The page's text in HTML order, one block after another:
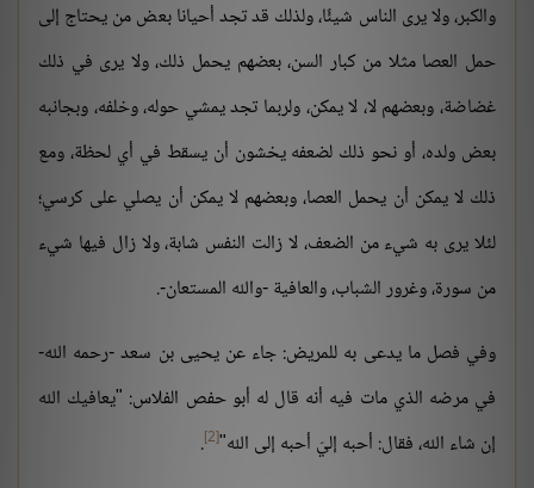
والكبر، ولا يرى الناس شيئًا، ولذلك قد تجد أحيانا بعض من يحتاج إلى
حمل العصا مثلا من كبار السن، بعضهم يحمل ذلك، ولا يرى في ذلك
غضاضة، وبعضهم لا، لا يمكن، ولربما تجد يمشي حوله، وخلفه، وبجانبه
بعض ولده، أو نحو ذلك لضعفه يخشون أن يسقط في أي لحظة، ومع
ذلك لا يمكن أن يحمل العصا، وبعضهم لا يمكن أن يصلي على كرسي؛
لئلا يرى به شيء من الضعف، لا زالت النفس شابة، ولا زال فيها شيء
من سورة، وغرور الشباب، والعافية -والله المستعان-.
وفي فصل ما يدعى به للمريض: جاء عن يحيى بن سعد -رحمه الله-
في مرضه الذي مات فيه أنه قال له أبو حفص الفلاس: "يعافيك الله
إن شاء الله، فقال: أحبه إليّ أحبه إلى الله"[2]
.